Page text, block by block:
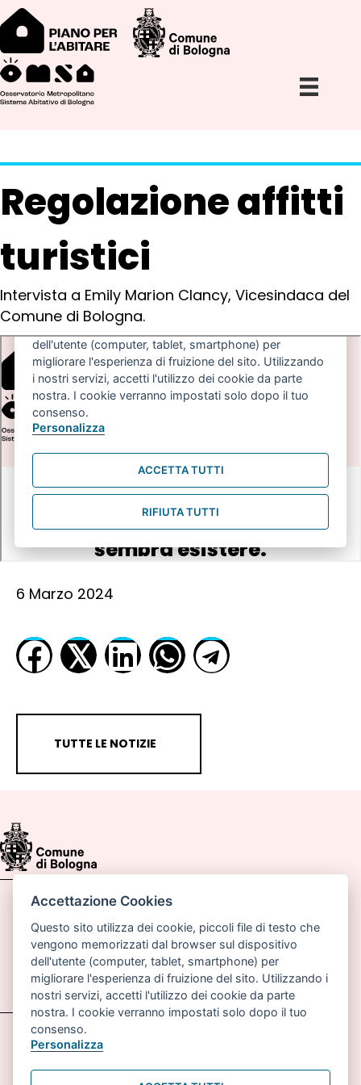
Regolazione affitti
turistici
Intervista a Emily Marion Clancy, Vicesindaca del
Comune di Bologna.
6 Marzo 2024
𝕏
TUTTE LE NOTIZIE
Comune di Bologna, Piazza Maggiore, 6 - 40124
Bologna
P.lva: 01232710374
Email:pianoabitarebologna@comune.bologna.it
Accessibilità
Informativa sul trattamento dei dati personali
Accettazione Cookies
Questo sito utilizza dei cookie, piccoli file di testo che
vengono memorizzati dal browser sul dispositivo
dell'utente (computer, tablet, smartphone) per
migliorare l'esperienza di fruizione del sito. Utilizzando i
nostri servizi, accetti l'utilizzo dei cookie da parte
nostra. I cookie verranno impostati solo dopo il tuo
consenso.
Personalizza